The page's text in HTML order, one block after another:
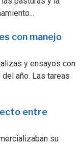
con manejo
y ensayos con
año. Las tareas
entre
su